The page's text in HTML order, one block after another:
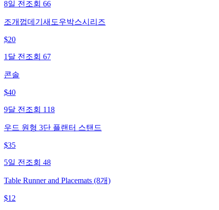
8일 전 조회 66
조개껍데기새도우박스시리즈
$20
1달 전 조회 67
콘솔
$40
9달 전 조회 118
우드 원형 3단 플랜터 스탠드
$35
5일 전 조회 48
Table Runner and Placemats (8개)
$12